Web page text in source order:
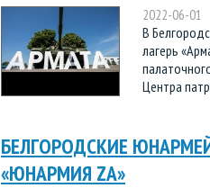
2022-06-01
В
лагерь
Центра
БЕЛГОРОДСКИЕ
«ЮНАРМИЯ ZA»